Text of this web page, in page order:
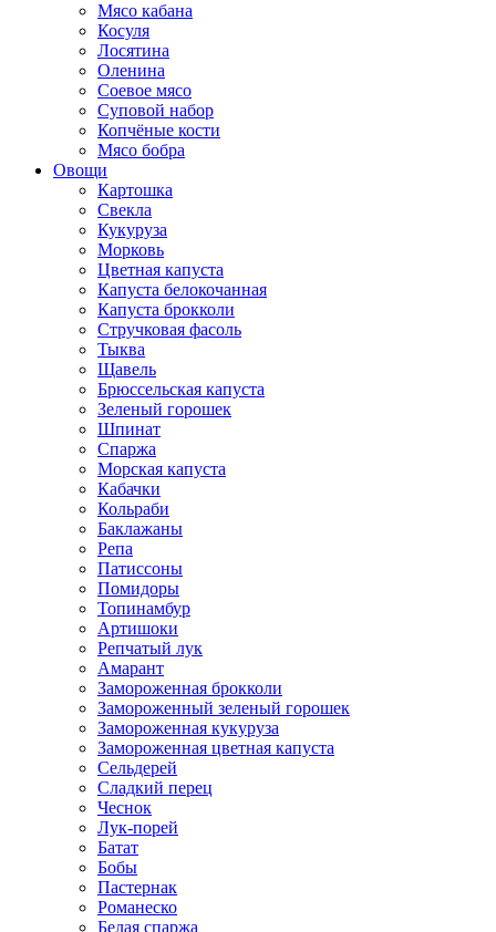
Мясо кабана
Косуля
Лосятина
Оленина
Соевое мясо
Суповой набор
Копчёные кости
Мясо бобра
Овощи
Картошка
Свекла
Кукуруза
Морковь
Цветная капуста
Капуста белокочанная
Капуста брокколи
Стручковая фасоль
Тыква
Щавель
Брюссельская капуста
Зеленый горошек
Шпинат
Спаржа
Морская капуста
Кабачки
Кольраби
Баклажаны
Репа
Патиссоны
Помидоры
Топинамбур
Артишоки
Репчатый лук
Амарант
Замороженная брокколи
Замороженный зеленый горошек
Замороженная кукуруза
Замороженная цветная капуста
Сельдерей
Сладкий перец
Чеснок
Лук-порей
Батат
Бобы
Пастернак
Романеско
Белая спаржа